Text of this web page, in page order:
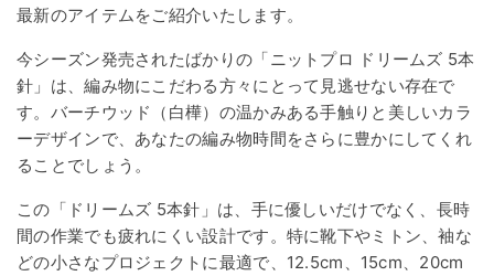
最新のアイテムをご紹介いたします。
今シーズン発売されたばかりの「ニットプロ ドリームズ 5本
針」は、編み物にこだわる方々にとって見逃せない存在で
す。バーチウッド（白樺）の温かみある手触りと美しいカラ
ーデザインで、あなたの編み物時間をさらに豊かにしてくれ
ることでしょう。
この「ドリームズ 5本針」は、手に優しいだけでなく、長時
間の作業でも疲れにくい設計です。特に靴下やミトン、袖な
どの小さなプロジェクトに最適で、12.5cm、15cm、20cm